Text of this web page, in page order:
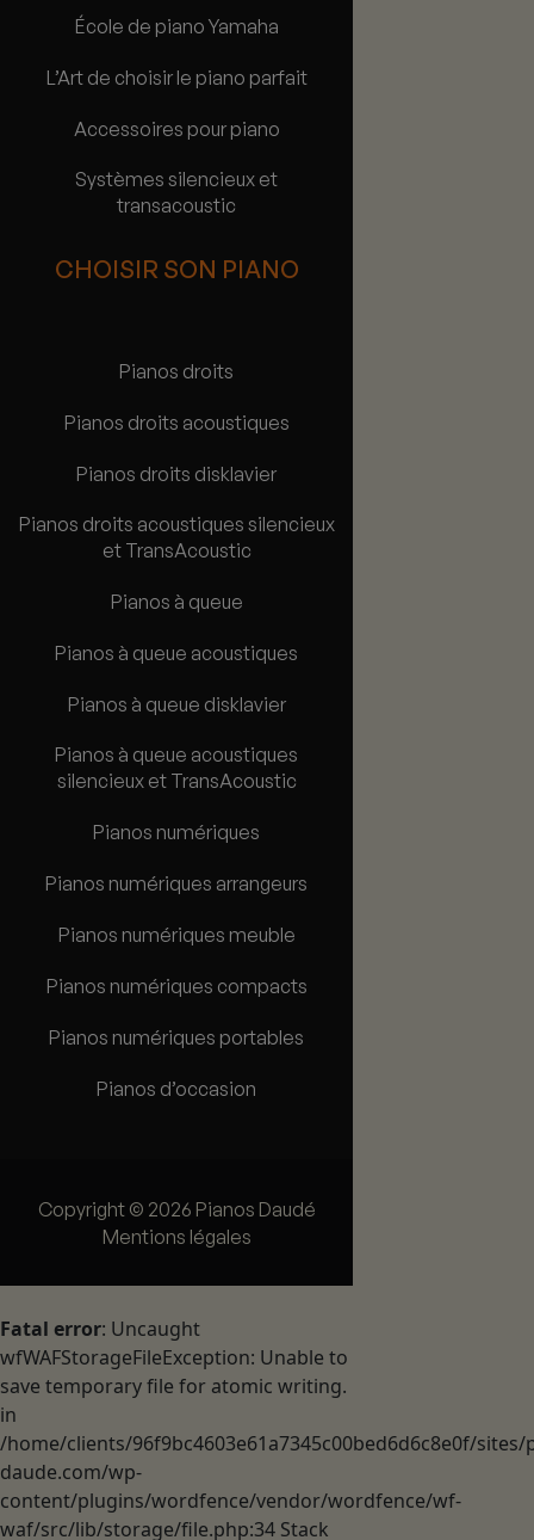
École de piano Yamaha
L’Art de choisir le piano parfait
Accessoires pour piano
Systèmes silencieux et
transacoustic
CHOISIR SON PIANO
Pianos droits
Pianos droits acoustiques
Pianos droits disklavier
Pianos droits acoustiques silencieux
et TransAcoustic
Pianos à queue
Pianos à queue acoustiques
Pianos à queue disklavier
Pianos à queue acoustiques
silencieux et TransAcoustic
Pianos numériques
Pianos numériques arrangeurs
Pianos numériques meuble
Pianos numériques compacts
Pianos numériques portables
Pianos d’occasion
Copyright © 2026 Pianos Daudé
Mentions légales
Fatal error: Uncaught
wfWAFStorageFileException: Unable to
save temporary file for atomic writing.
in
/home/clients/96f9bc4603e61a7345c00bed6d6c8e0f/sites/
daude.com/wp-
content/plugins/wordfence/vendor/wordfence/wf-
waf/src/lib/storage/file.php:34 Stack